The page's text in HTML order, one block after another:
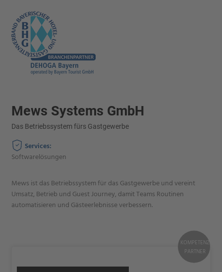
KOMPETENZ
PARTNER
Mews Systems GmbH
Das Betriebssystem fürs Gastgewerbe
Services:
Softwarelösungen
Mews ist das Betriebssystem für das Gastgewerbe und vereint
Umsatz, Betrieb und Guest Journey, damit Teams Routinen
automatisieren und Gästeerlebnisse verbessern.